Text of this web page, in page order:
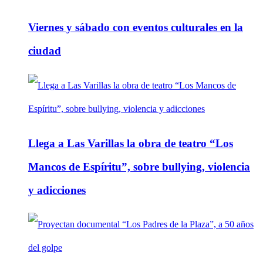
Viernes y sábado con eventos culturales en la
ciudad
Llega a Las Varillas la obra de teatro “Los
Mancos de Espíritu”, sobre bullying, violencia
y adicciones